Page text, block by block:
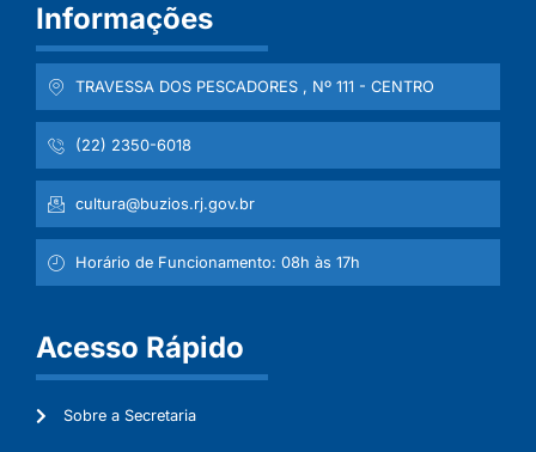
Informações
TRAVESSA DOS PESCADORES , Nº 111 - CENTRO
(22) 2350-6018
cultura@buzios.rj.gov.br
Horário de Funcionamento: 08h às 17h
Acesso Rápido
Sobre a Secretaria